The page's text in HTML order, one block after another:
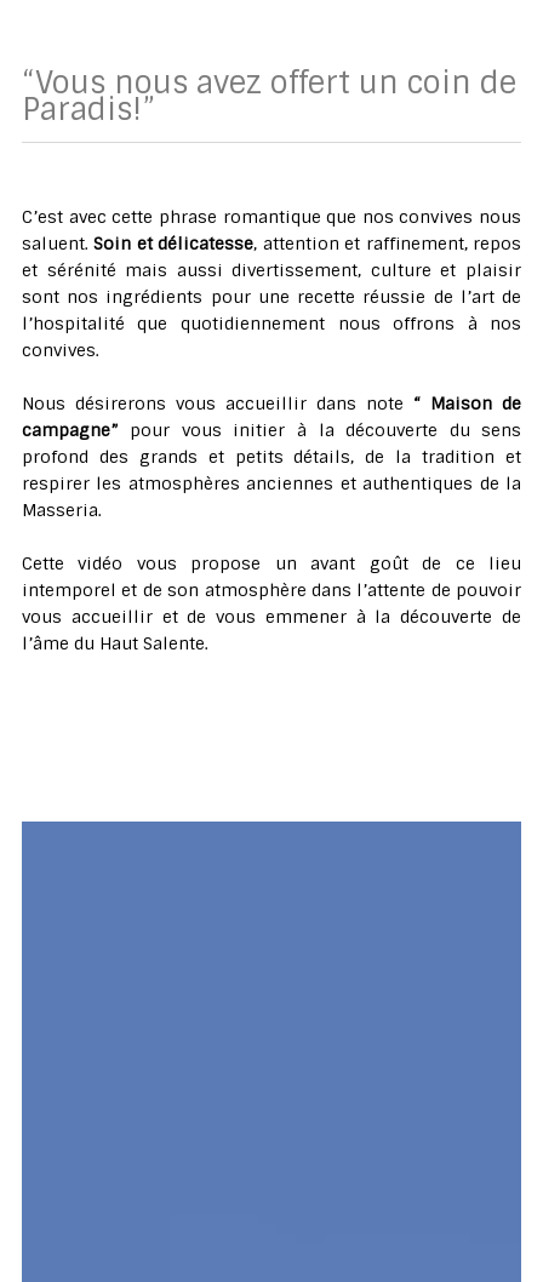
“Vous nous avez offert un coin de
Paradis!”
C’est avec cette phrase romantique que nos convives nous
saluent.Soin et délicatesse, attention et raffinement, repos
et sérénité mais aussi divertissement, culture et plaisir
sont nos ingrédients pour une recette réussie de l’art de
l’hospitalité que quotidiennement nous offrons à nos
convives.
Nous désirerons vous accueillir dans note “ Maison de
campagne” pour vous initier à la découverte du sens
profond des grands et petits détails, de la tradition et
respirer les atmosphères anciennes et authentiques de la
Masseria.
Cette vidéo vous propose un avant goût de ce lieu
intemporel et de son atmosphère dans l’attente de pouvoir
vous accueillir et de vous emmener à la découverte de
l’âme du Haut Salente.